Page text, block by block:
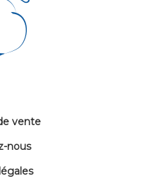
vente
nous